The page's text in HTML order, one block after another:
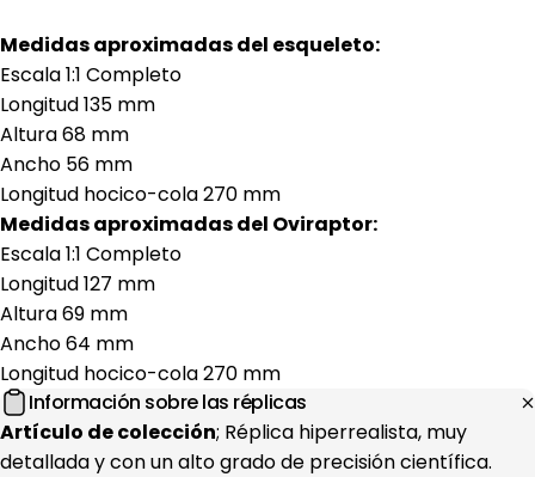
Medidas aproximadas del esqueleto:
Escala 1:1 Completo
Longitud 135 mm
Altura 68 mm
Ancho 56 mm
Longitud hocico-cola 270 mm
Medidas aproximadas del Oviraptor:
Escala 1:1 Completo
Longitud 127 mm
Altura 69 mm
Ancho 64 mm
Longitud hocico-cola 270 mm
Información sobre las réplicas
Artículo de colección; Réplica hiperrealista, muy
detallada y con un alto grado de precisión científica.